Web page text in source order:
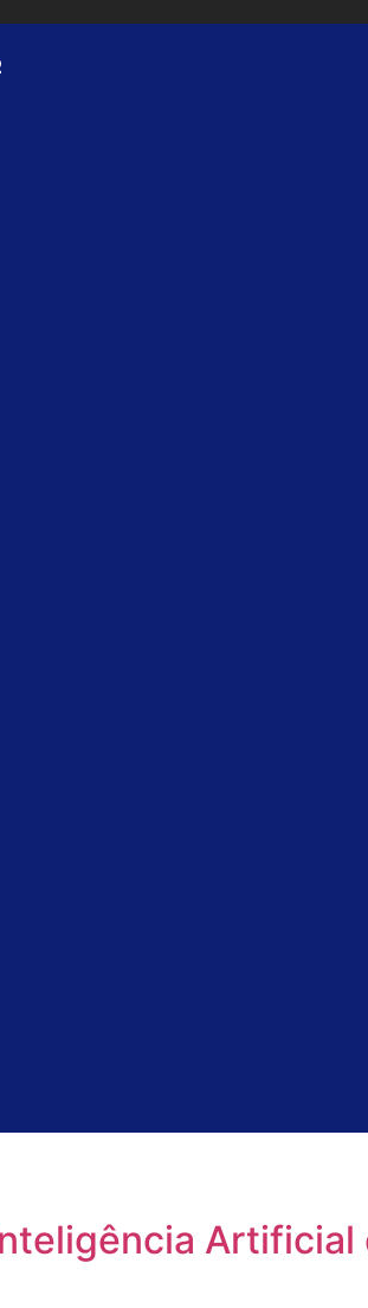
Artificial